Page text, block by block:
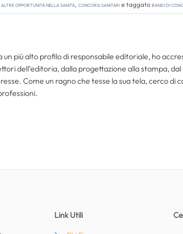
Altre opportunità nella sanità, Concorsi Sanitarie taggatobandi di
un più alto profilo di responsabile editoriale, ho
dell’editoria, dalla progettazione alla stampa,
Come un ragno che tesse la sua tela, cerco di
Link Utili